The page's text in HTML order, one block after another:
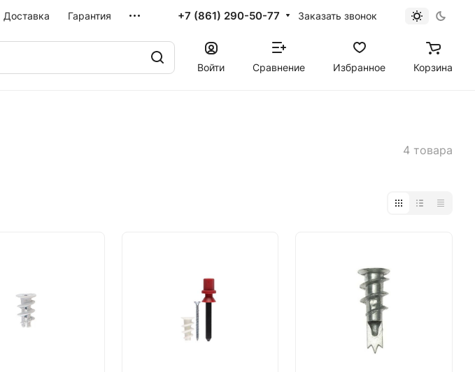
Доставка Гарантия +7 (861) 290-50-77 Заказать звонок
Войти Сравнение Избранное Корзина
4 товара